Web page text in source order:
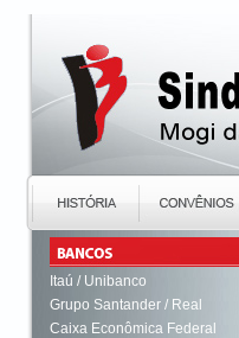
Itaú / Unibanco
Grupo Santander / Real
Caixa Econômica Federal